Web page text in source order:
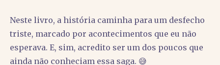
Neste livro, a história caminha para um desfecho
triste, marcado por acontecimentos que eu não
esperava. E, sim, acredito ser um dos poucos que
ainda não conheciam essa saga. 😅